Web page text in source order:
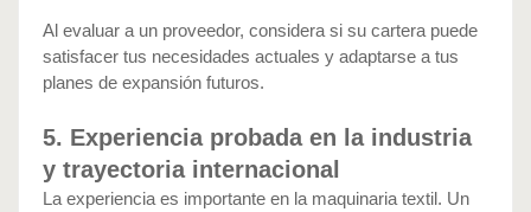
Al evaluar a un proveedor, considera si su cartera puede
satisfacer tus necesidades actuales y adaptarse a tus
planes de expansión futuros.
5. Experiencia probada en la industria
y trayectoria internacional
La experiencia es importante en la maquinaria textil. Un